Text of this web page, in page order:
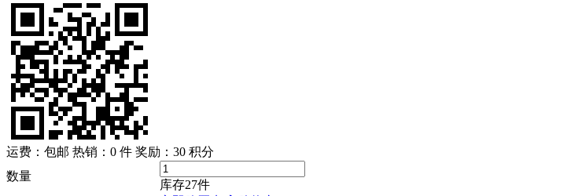
运费：包邮 热销：0 件 奖励： 30 积分
数量
库存27件